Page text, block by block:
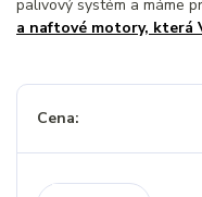
palivový systém a máme
a naftové motory, která
Cena: